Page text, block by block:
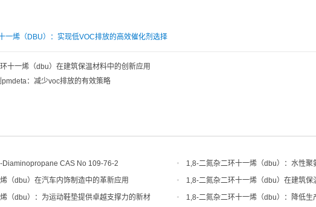
一烯（DBU）：实现低VOC排放的高效催化剂选择
十一烯（dbu）在建筑保温材料中的创新应用
：减少voc排放的有效策略
Diaminopropane CAS No 109-76-2
1,8-二氮杂二环十一烯（dbu）：水性聚
（dbu）在汽车内饰制造中的革新应用
1,8-二氮杂二环十一烯（dbu）在建筑保
（dbu）：为运动鞋垫提供卓越支撑力的新材
1,8-二氮杂二环十一烯（dbu）：降低生